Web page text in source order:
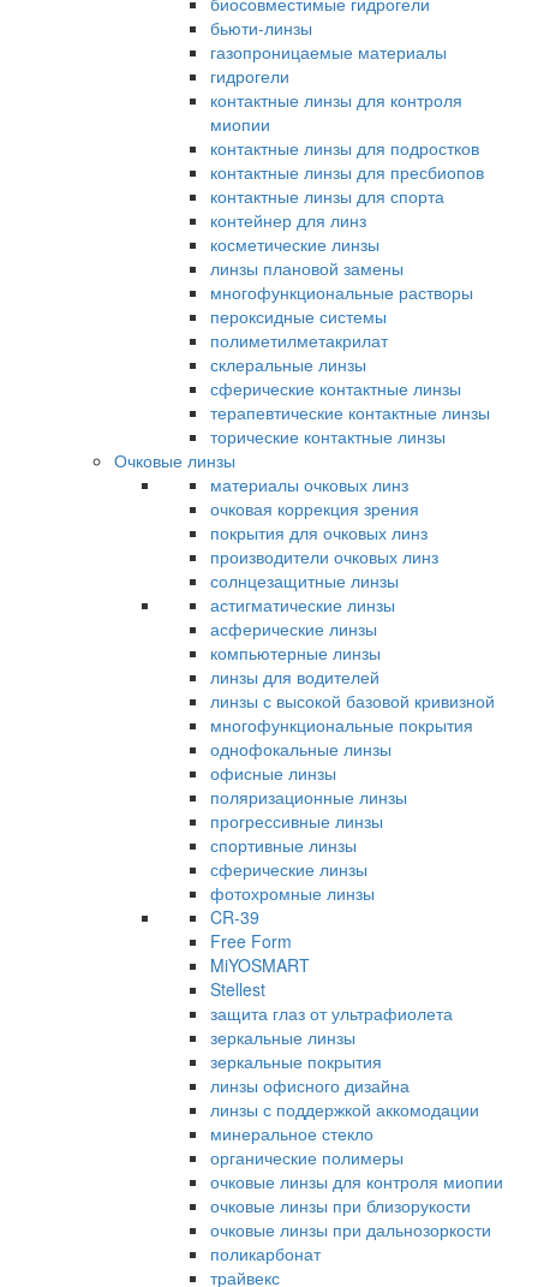
бьюти-линзы
газопроницаемые материалы
гидрогели
контактные линзы для контроля
миопии
контактные линзы для подростков
контактные линзы для пресбиопов
контактные линзы для спорта
контейнер для линз
косметические линзы
линзы плановой замены
многофункциональные растворы
пероксидные системы
полиметилметакрилат
склеральные линзы
сферические контактные линзы
терапевтические контактные линзы
торические контактные линзы
Очковые линзы
материалы очковых линз
очковая коррекция зрения
покрытия для очковых линз
производители очковых линз
солнцезащитные линзы
астигматические линзы
асферические линзы
компьютерные линзы
линзы для водителей
линзы с высокой базовой кривизной
многофункциональные покрытия
однофокальные линзы
офисные линзы
поляризационные линзы
прогрессивные линзы
спортивные линзы
сферические линзы
фотохромные линзы
CR-39
Free Form
MiYOSMART
Stellest
защита глаз от ультрафиолета
зеркальные линзы
зеркальные покрытия
линзы офисного дизайна
линзы с поддержкой аккомодации
минеральное стекло
органические полимеры
очковые линзы для контроля миопии
очковые линзы при близорукости
очковые линзы при дальнозоркости
поликарбонат
трайвекс